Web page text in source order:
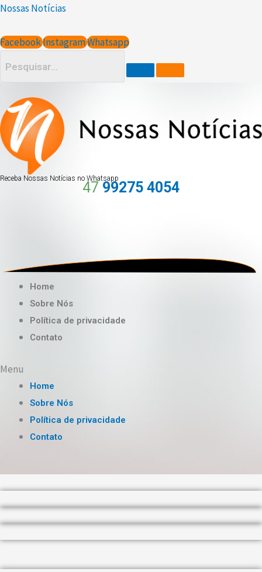
Ir
o
Nossas Notícias
FacebookInstagramWhatsapp
Receba Nossas Notícias no Whatsapp
47 99275 4054
Home
Sobre Nós
Política de privacidade
Contato
Menu
Home
Sobre Nós
Política de privacidade
Contato